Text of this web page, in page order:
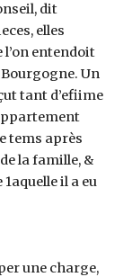
dit
elles
l’on entendoit
Bourgogne. Un
tant d’efiime
tems après
la famille, &
il a eu
une charge,